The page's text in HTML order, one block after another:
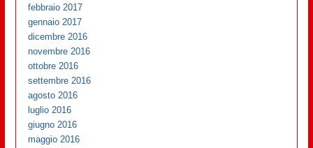
febbraio 2017
gennaio 2017
dicembre 2016
novembre 2016
ottobre 2016
settembre 2016
agosto 2016
luglio 2016
giugno 2016
maggio 2016